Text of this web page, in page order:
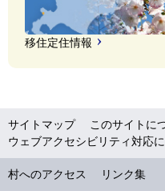
移住定住情報
サイトマップ このサイトに
ウェブアクセシビリティ対応
村へのアクセス リンク集